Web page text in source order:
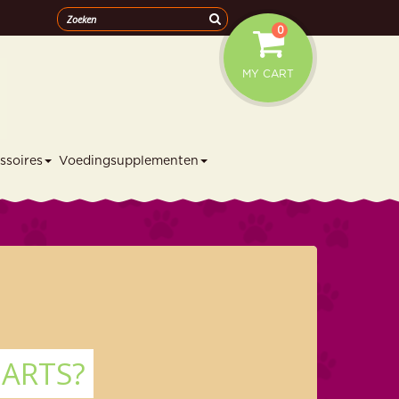
MY CART
0
Voedingsupplementen